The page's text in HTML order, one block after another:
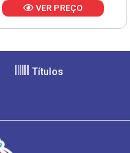
VER PREÇO
Títulos